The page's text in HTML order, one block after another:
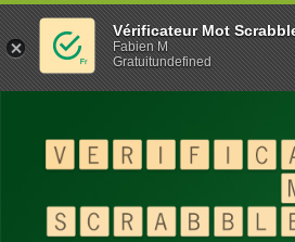
Vérificateur Mot
Fabien M
Gratuitundefined